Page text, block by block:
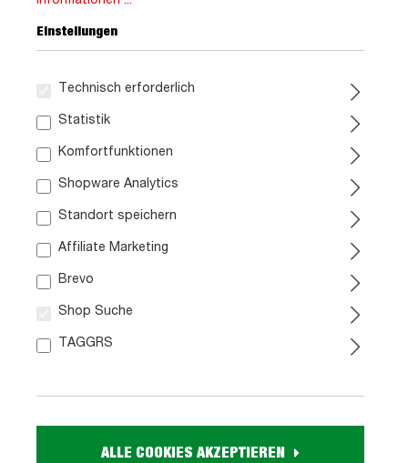
Artikel. Nr.:
0755002018
ca. B 192 cm x H 118 cm x T 89 cm
Farbe:
Funktion B:
Sofaprogramm ansehen.
Einstellungen
Technisch erforderlich
Statistik
Komfortfunktionen
Shopware Analytics
Standort speichern
Affiliate Marketing
Brevo
Shop Suche
TAGGRS
ALLE COOKIES AKZEPTIEREN